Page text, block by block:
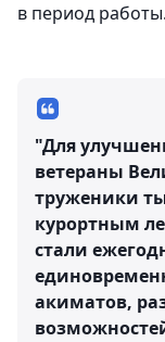
в период работы.
"Для
ветераны
труженики
курортным
стали
акиматов,